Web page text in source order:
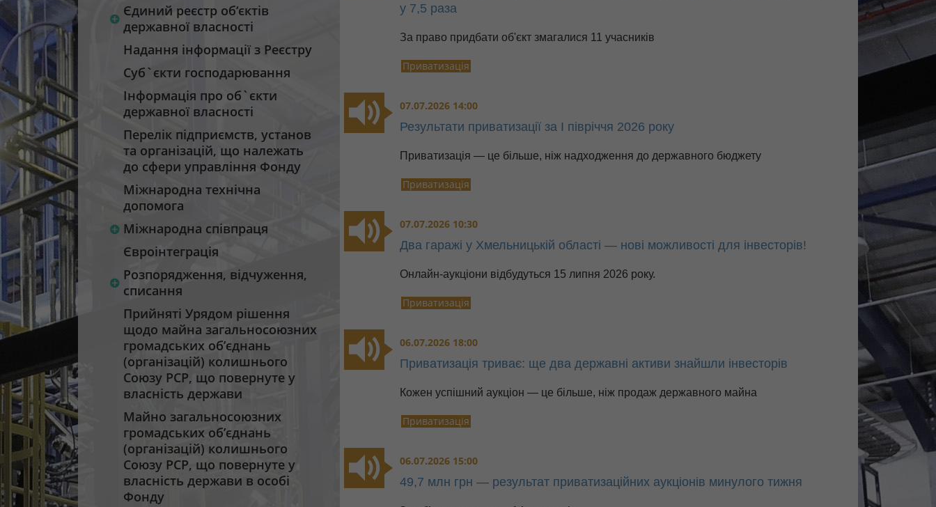
Єдиний реєстр об‘єктів
державної власності
Надання інформації з Реєстру
Суб`єкти господарювання
Інформація про об`єкти
державної власності
Перелік підприємств, установ
та організацій, що належать
до сфери управління Фонду
Міжнародна технічна
допомога
Міжнародна співпраця
Євроінтеграція
Розпорядження, відчуження,
списання
Прийняті Урядом рішення
щодо майна загальносоюзних
громадських об’єднань
(організацій) колишнього
Союзу РСР, що повернуте у
власність держави
Майно загальносоюзних
громадських об’єднань
(організацій) колишнього
Союзу РСР, що повернуте у
власність держави в особі
Фонду
у 7,5 раза
За право придбати об'єкт змагалися 11 учасників
Приватизація
07.07.2026 14:00
Результати приватизації за І півріччя 2026 року
Приватизація — це більше, ніж надходження до державного бюджету
Приватизація
07.07.2026 10:30
Два гаражі у Хмельницькій області — нові можливості для інвесторів!
Онлайн-аукціони відбудуться 15 липня 2026 року.
Приватизація
06.07.2026 18:00
Приватизація триває: ще два державні активи знайшли інвесторів
Кожен успішний аукціон — це більше, ніж продаж державного майна
Приватизація
06.07.2026 15:00
49,7 млн грн — результат приватизаційних аукціонів минулого тижня